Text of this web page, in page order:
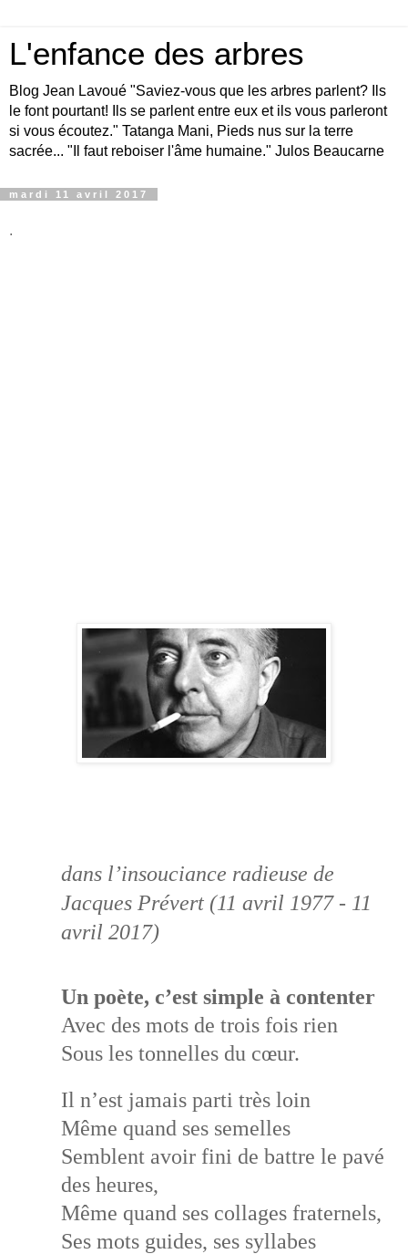
L'enfance des arbres
Blog Jean Lavoué "Saviez-vous que les arbres parlent? Ils
le font pourtant! Ils se parlent entre eux et ils vous parleront
si vous écoutez." Tatanga Mani, Pieds nus sur la terre
sacrée... "Il faut reboiser l'âme humaine." Julos Beaucarne
mardi 11 avril 2017
.
dans l’insouciance radieuse de
Jacques Prévert (11 avril 1977 - 11
avril 2017)
Un poète, c’est simple à contenter
Avec des mots de trois fois rien
Sous les tonnelles du cœur.
Il n’est jamais parti très loin
Même quand ses semelles
Semblent avoir fini de battre le pavé
des heures,
Même quand ses collages fraternels,
Ses mots guides, ses syllabes